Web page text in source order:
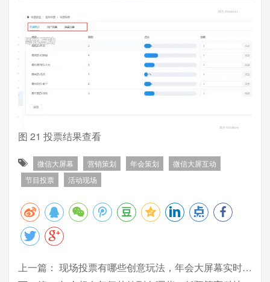
图 21 投票结果查看
微信大屏幕 营销策划 年会策划
微信大屏互动
节目投票
活动现场
上一篇： 现场投票有哪些创意玩法，年会大屏幕实时呈现_年会大屏幕投票系统